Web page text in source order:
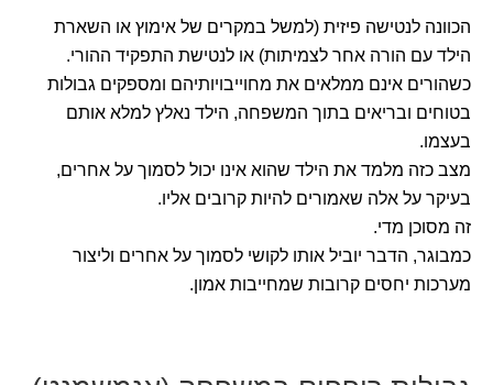
הכוונה לנטישה פיזית (למשל במקרים של אימוץ או השארת
הילד עם הורה אחר לצמיתות) או לנטישת התפקיד ההורי.
כשהורים אינם ממלאים את מחוייבויותיהם ומספקים גבולות
בטוחים ובריאים בתוך המשפחה, הילד נאלץ למלא אותם
בעצמו.
מצב כזה מלמד את הילד שהוא אינו יכול לסמוך על אחרים,
בעיקר על אלה שאמורים להיות קרובים אליו.
זה מסוכן מדי.
כמבוגר, הדבר יוביל אותו לקושי לסמוך על אחרים וליצור
מערכות יחסים קרובות שמחייבות אמון.